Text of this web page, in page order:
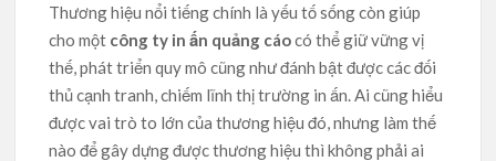
Thương hiệu nổi tiếng chính là yếu tố sống còn giúp
cho một công ty in ấn quảng cáocó thể giữ vững vị
thế, phát triển quy mô cũng như đánh bật được các đối
thủ cạnh tranh, chiếm lĩnh thị trường in ấn. Ai cũng hiểu
được vai trò to lớn của thương hiệu đó, nhưng làm thế
nào để gây dựng được thương hiệu thì không phải ai